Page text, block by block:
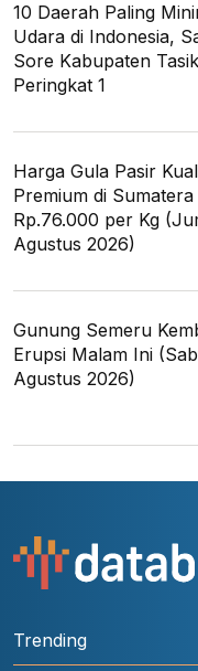
10 Daerah Paling
Udara di Indonesia,
Sore Kabupaten
Peringkat 1
Harga Gula Pasir
Premium di
Rp.76.000 per Kg
Agustus 2026)
Gunung Semeru
Erupsi Malam Ini
Agustus 2026)
Trending